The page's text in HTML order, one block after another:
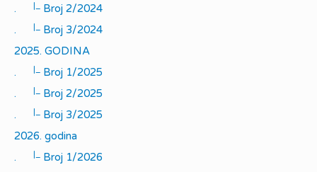
.
|_
Broj 2/2024
.
|_
Broj 3/2024
2025. GODINA
.
|_
Broj 1/2025
.
|_
Broj 2/2025
.
|_
Broj 3/2025
2026. godina
.
|_
Broj 1/2026